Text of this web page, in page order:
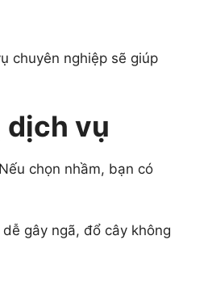
chuyên nghiệp sẽ giúp
dịch vụ
chọn nhầm, bạn có
gây ngã, đổ cây không